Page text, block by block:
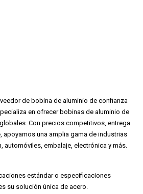
de bobina de aluminio de confianza
en ofrecer bobinas de aluminio de
Con precios competitivos, entrega
apoyamos una amplia gama de industrias
automóviles, embalaje, electrónica y más.
estándar o especificaciones
su solución única de acero.